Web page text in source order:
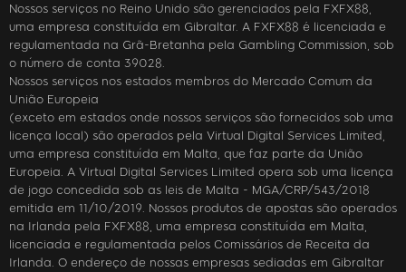
Nossos serviços no Reino Unido são gerenciados pela FXFX88,
uma empresa constituída em Gibraltar. A FXFX88 é licenciada e
regulamentada na Grã-Bretanha pela Gambling Commission, sob
o número de conta 39028.
Nossos serviços nos estados membros do Mercado Comum da
União Europeia
(exceto em estados onde nossos serviços são fornecidos sob uma
licença local) são operados pela Virtual Digital Services Limited,
uma empresa constituída em Malta, que faz parte da União
Europeia. A Virtual Digital Services Limited opera sob uma licença
de jogo concedida sob as leis de Malta - MGA/CRP/543/2018
emitida em 11/10/2019. Nossos produtos de apostas são operados
na Irlanda pela FXFX88, uma empresa constituída em Malta,
licenciada e regulamentada pelos Comissários de Receita da
Irlanda. O endereço de nossas empresas sediadas em Gibraltar